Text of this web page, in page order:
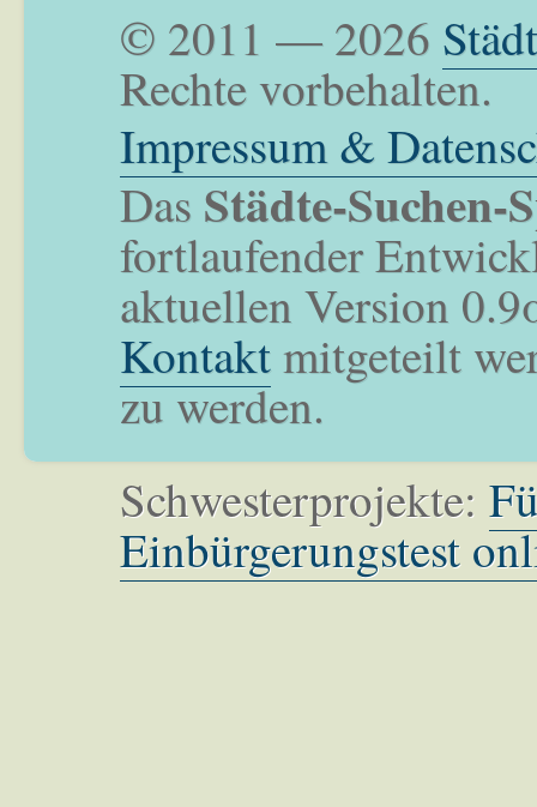
© 2011 — 2026
Rechte vorbehalten.
Impressum &
Das Städte-Suchen-
fortlaufender
aktuellen Version
Kontaktmitgeteilt
zu werden.
Schwesterprojekte:
Einbürgerungstest